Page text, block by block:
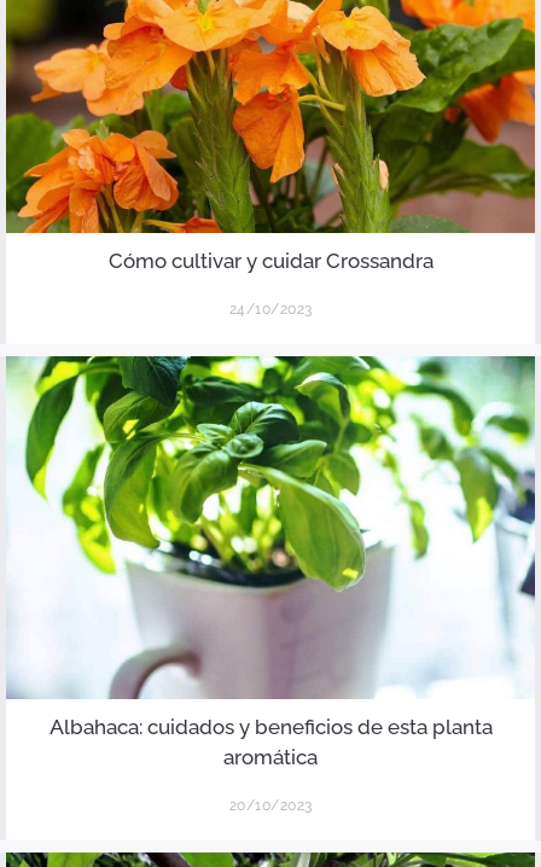
Cómo cultivar y cuidar Crossandra
24/10/2023
Albahaca: cuidados y beneficios de esta planta
aromática
20/10/2023